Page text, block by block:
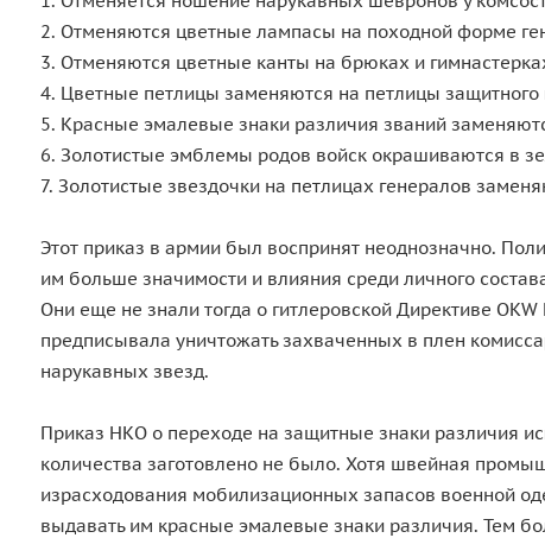
2. Отменяются цветные лампасы на походной форме
3. Отменяются цветные канты на брюках и
4. Цветные петлицы заменяются на петлицы защитного
5. Красные эмалевые знаки различия званий
6. Золотистые эмблемы родов войск окрашиваются в
7. Золотистые звездочки на петлицах генералов
Этот приказ в армии был воспринят неоднозначно.
им больше значимости и влияния среди личного
Они еще не знали тогда о гитлеровской Директиве
предписывала уничтожать захваченных в плен
нарукавных звезд.
Приказ НКО о переходе на защитные знаки различия
количества заготовлено не было. Хотя швейная
израсходования мобилизационных запасов военной
выдавать им красные эмалевые знаки различия. Тем